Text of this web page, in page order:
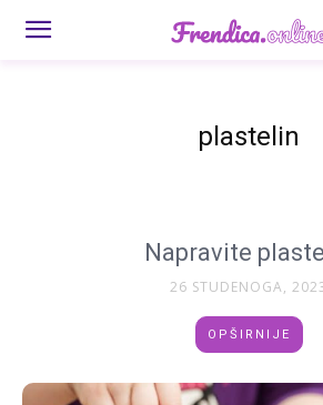
plastelin
Napravite
26 STUDENOGA,
OPŠIRNIJE